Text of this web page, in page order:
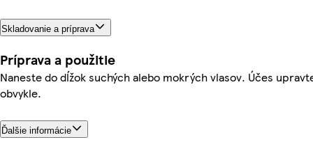
Skladovanie a príprava
Príprava a použitie
Naneste do dĺžok suchých alebo mokrých vlasov. Účes
obvykle.
Ďalšie informácie